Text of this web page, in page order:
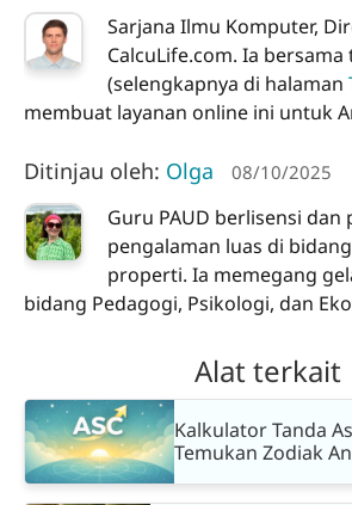
Sarjana Ilmu Komputer,
CalcuLife.com. Ia
(selengkapnya di halaman
membuat layanan online ini untuk
Ditinjau oleh: Olga 08/10/2025
Guru PAUD berlisensi dan
pengalaman luas di
properti. Ia memegang
bidang Pedagogi, Psikologi, dan
Alat terkait
Kalkulator Tanda
Temukan Zodiak